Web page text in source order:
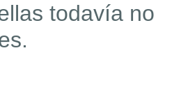
todavía no